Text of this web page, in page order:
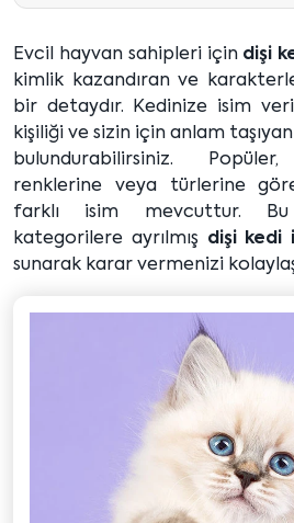
Evcil hayvan sahipleri için dişi
kimlik kazandıran ve
bir detaydır. Kedinize isim
kişiliği ve sizin için anlam
bulundurabilirsiniz.
renklerine veya türlerine
farklı isim mevcuttur. Bu
kategorilere ayrılmış dişi kedi
sunarak karar vermenizi